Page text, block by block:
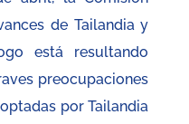
de Tailandia y
está resultando
preocupaciones
por Tailandia